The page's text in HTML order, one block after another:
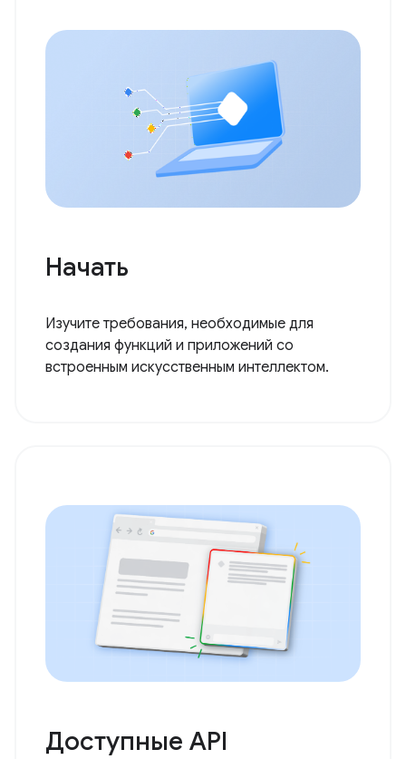
Начать
Изучите требования, необходимые для
создания функций и приложений со
встроенным искусственным интеллектом.
Доступные API